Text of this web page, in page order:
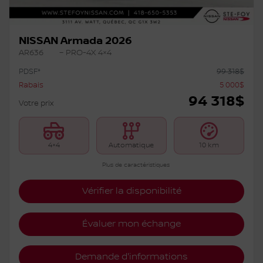
NISSAN Armada 2026
AR636
– PRO-4X 4×4
PDSF*
99 318$
Rabais
5 000$
Votre prix
94 318$
4×4 Automatique 10 km
Plus de caractéristiques
Vérifier la disponibilité
Évaluer mon échange
Demande d'informations